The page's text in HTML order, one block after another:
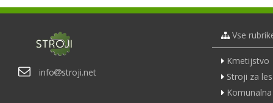
info stroji.net
Vse
Kmetijstvo
Stroji za les